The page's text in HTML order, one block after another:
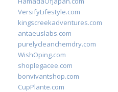
VersifyLifestyle.com
kingscreekadventures.com
antaeuslabs.com
purelycleanchemdry.com
WishOping.com
shoplegacee.com
bonvivantshop.com
CupPlante.com